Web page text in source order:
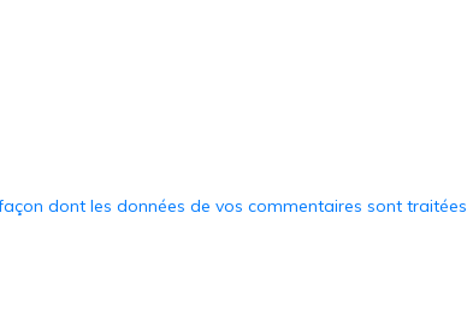
dont les données de vos commentaires sont traitées